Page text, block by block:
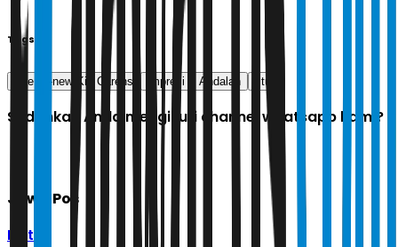
Tags
The all-new Kia Carens impresi Andalan fitur
Sudahkah Anda mengikuti channel whatsapp kami?
Jawa Pos
Ikuti